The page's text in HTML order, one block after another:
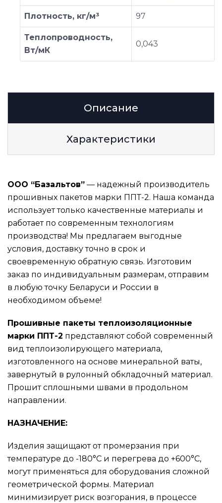
Плотность, кг/м³ 97
Теплопроводность,
Вт/мК
0,043
Описание
Характеристики
ООО “Базальтов” — надежный производитель
прошивных пакетов марки ППТ-2. Наша команда
использует только качественные материалы и
работает по современным технологиям
производства! Мы предлагаем выгодные
условия, доставку точно в срок и
своевременную обратную связь. Изготовим
заказ по индивидуальным размерам, отправим
в любую точку Беларуси и России в
необходимом объеме!
Прошивные пакеты теплоизоляционные
марки ППТ-2 представляют собой современный
вид теплоизолирующего материала,
изготовленного на основе минеральной ваты,
завернутый в рулонный обкладочный материал.
Прошит сплошными швами в продольном
направлении.
НАЗНАЧЕНИЕ:
Изделия защищают от промерзания при
температуре до -180°С и перегрева до +600°С,
могут применяться для оборудования сложной
геометрической формы. Материал
минимизирует риск возгорания, в процессе